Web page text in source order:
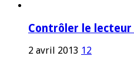
Contrôler le lecteur
2 avril 2013 12